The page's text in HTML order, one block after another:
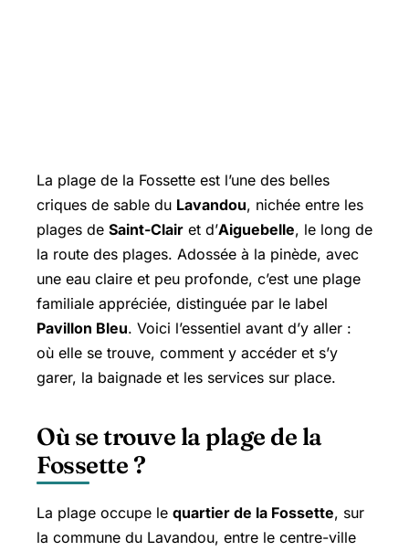
La plage de la Fossette est l’une des belles
criques de sable du Lavandou, nichée entre les
plages de Saint-Clair et d’Aiguebelle, le long de
la route des plages. Adossée à la pinède, avec
une eau claire et peu profonde, c’est une plage
familiale appréciée, distinguée par le label
Pavillon Bleu. Voici l’essentiel avant d’y aller :
où elle se trouve, comment y accéder et s’y
garer, la baignade et les services sur place.
Où se trouve la plage de la
Fossette ?
La plage occupe le quartier de la Fossette, sur
la commune du Lavandou, entre le centre-ville